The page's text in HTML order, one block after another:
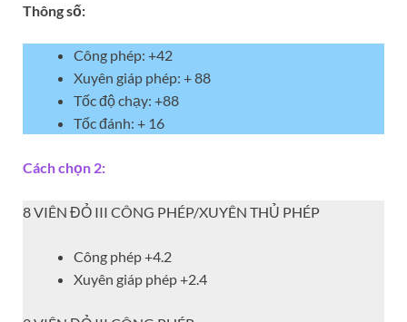
Thông số:
Công phép: +42
Xuyên giáp phép: + 88
Tốc độ chạy: +88
Tốc đánh: + 16
Cách chọn 2:
8 VIÊN ĐỎ III CÔNG PHÉP/XUYÊN THỦ PHÉP
Công phép +4.2
Xuyên giáp phép +2.4